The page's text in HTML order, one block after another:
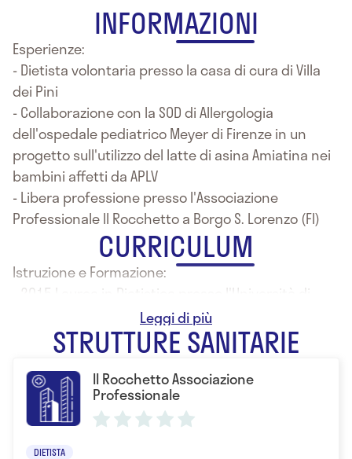
INFORMAZIONI
Esperienze:
- Dietista volontaria presso la casa di cura di Villa
dei Pini
- Collaborazione con la SOD di Allergologia
dell'ospedale pediatrico Meyer di Firenze in un
progetto sull'utilizzo del latte di asina Amiatina nei
bambini affetti da APLV
- Libera professione presso l'Associazione
Professionale Il Rocchetto a Borgo S. Lorenzo (FI)
CURRICULUM
Istruzione e Formazione:
- 2015 Laurea in Dietistica presso l'Università di
STRUTTURE SANITARIE
Il Rocchetto Associazione
Professionale
DIETISTA